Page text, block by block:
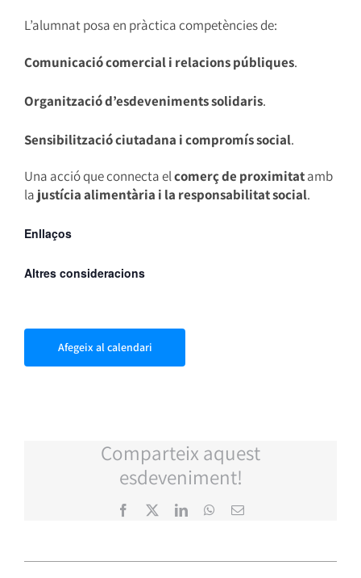
L’alumnat posa en pràctica competències de:
Comunicació comercial i relacions públiques.
Organització d’esdeveniments solidaris.
Sensibilització ciutadana i compromís social.
Una acció que connecta elcomerç de proximitatamb
la justícia alimentària i la responsabilitat social.
Enllaços
Altres consideracions
Afegeix al calendari
Comparteix aquest
esdeveniment!
Facebook LinkedInWhatsApp
Email: